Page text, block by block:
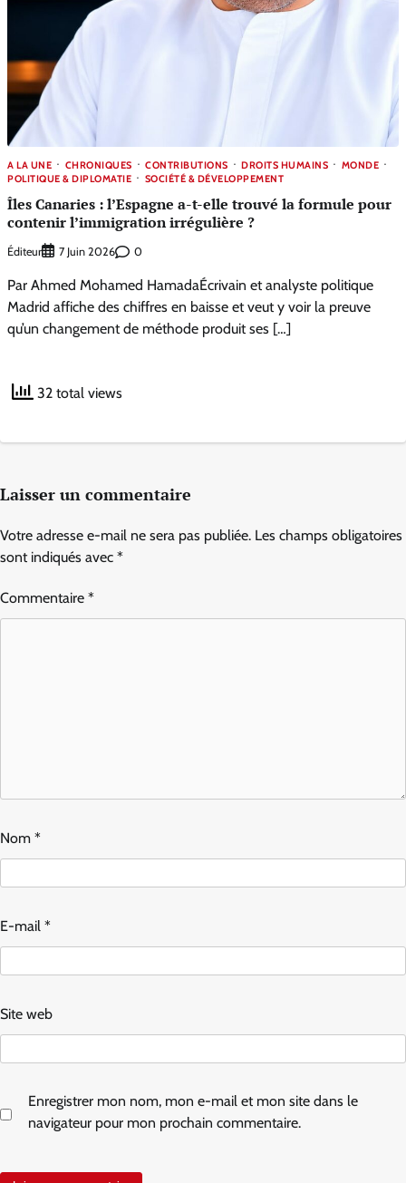
A LA UNE CHRONIQUES CONTRIBUTIONS DROITS HUMAINS
MONDE
POLITIQUE & DIPLOMATIE
SOCIÉTÉ & DÉVELOPPEMENT
Îles Canaries : l’Espagne a-t-elle trouvé la formule pour
contenir l’immigration irrégulière ?
Éditeur 7 Juin 2026 0
Par Ahmed Mohamed HamadaÉcrivain et analyste politique
Madrid affiche des chiffres en baisse et veut y voir la preuve
qu’un changement de méthode produit ses […]
32 total views
Laisser un commentaire
Votre adresse e-mail ne sera pas publiée. Les champs obligatoires
sont indiqués avec *
Commentaire *
Nom *
E-mail *
Site web
Enregistrer mon nom, mon e-mail et mon site dans le
navigateur pour mon prochain commentaire.